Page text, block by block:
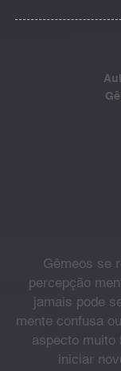
Gêmeos se
percepção
jamais pode
mente confusa
aspecto muito
iniciar